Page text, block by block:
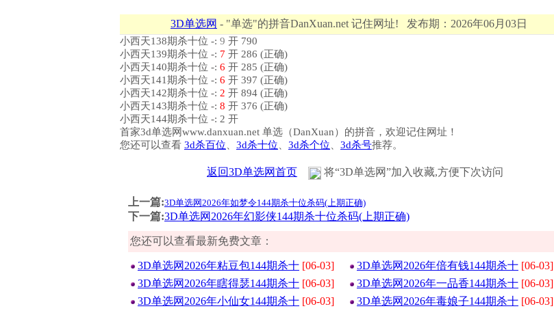
3D单选网 - "单选"的拼音DanXuan.net 记住网址! 发布期：2026年06月03日
小西天138期杀十位 -: 9 开 790
小西天139期杀十位 -: 7 开 286 (正确)
小西天140期杀十位 -: 6 开 285 (正确)
小西天141期杀十位 -: 6 开 397 (正确)
小西天142期杀十位 -: 2 开 894 (正确)
小西天143期杀十位 -: 8 开 376 (正确)
小西天144期杀十位 -: 2 开
首家3d单选网www.danxuan.net 单选（DanXuan）的拼音，欢迎记住网址！
您还可以查看 3d杀百位 3d杀十位 3d杀个位 3d杀号推荐。
返回3D单选网首页 将“3D单选网”加入收藏,方便下次访问
上一篇:3D单选网2026年如梦令144期杀十位杀码(上期正确)
下一篇:3D单选网2026年幻影侠144期杀十位杀码(上期正确)
您还可以查看最新免费文章：
3D单选网2026年粘豆包144期杀十 [06-03] 3D单选网2026年倍有钱144期杀十 [06-03]
3D单选网2026年瞎得瑟144期杀十 [06-03] 3D单选网2026年一品香144期杀十 [06-03]
3D单选网2026年小仙女144期杀十 [06-03] 3D单选网2026年毒娘子144期杀十 [06-03]